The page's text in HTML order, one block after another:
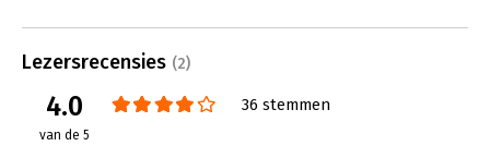
antwoord.
Lezersrecensies (2)
4.0
van de 5
36 stemmen